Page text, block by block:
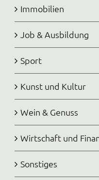
Immobilien
Job & Ausbildung
Sport
Kunst und Kultur
Wein & Genuss
Wirtschaft und
Sonstiges